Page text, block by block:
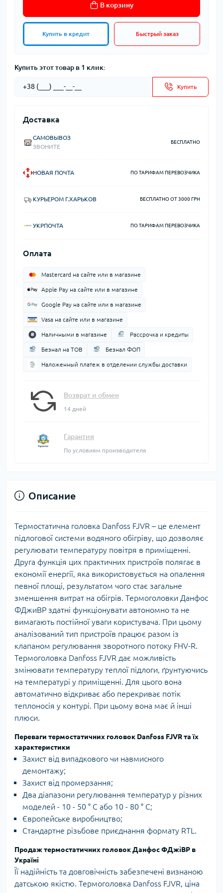
В корзину
Купить в кредит Быстрый заказ
Купить этот товар в 1 клик:
Купить
Доставка
САМОВЫВОЗ
ЗВОНИТЕ
БЕСПЛАТНО
НОВАЯ ПОЧТА ПО ТАРИФАМ ПЕРЕВОЗЧИКА
КУРЬЕРОМ Г.ХАРЬКОВ БЕСПЛАТНО ОТ 3000 ГРН
УКРПОЧТА ПО ТАРИФАМ ПЕРЕВОЗЧИКА
Оплата
Mastercard на сайте или в магазине
Apple Pay на сайте или в магазине
Google Pay на сайте или в магазине
Vasa на сайте или в магазине
Наличными в магазине Рассрочка и кредиты
Безнал на ТОВ Безнал ФОП
Наложенный платеж в отделении службы доставки
Возврат и обмен
14 дней
Гарантия
По условиям производителя
Описание
Термостатична головка Danfoss FJVR – це елемент
підлогової системи водяного обігріву, що дозволяє
регулювати температуру повітря в приміщенні.
Друга функція цих практичних пристроїв полягає в
економії енергії, яка використовується на опалення
певної площі, результатом чого стає загальне
зменшення витрат на обігрів. Термоголовки Данфос
ФДжиВР здатні функціонувати автономно та не
вимагають постійної уваги користувача. При цьому
аналізований тип пристроїв працює разом із
клапаном регулювання зворотного потоку FHV-R.
Термоголовка Danfoss FJVR дає можливість
змінювати температуру теплої підлоги, ґрунтуючись
на температурі у приміщенні. Для цього вона
автоматично відкриває або перекриває потік
теплоносія у контурі. При цьому вона має й інші
плюси.
Переваги термостатичних головок Danfoss FJVR та їх
характеристики
Захист від випадкового чи навмисного
демонтажу;
Захист від промерзання;
Два діапазони регулювання температур у різних
моделей - 10 - 50 ° С або 10 - 80 ° С;
Європейське виробництво;
Стандартне різьбове приєднання формату RTL.
Продаж термостатичних головок Данфос ФДжіВР в
Україні
Її надійність та довговічність забезпечені визнаною
датською якістю. Термоголовка Danfoss FJVR, ціна